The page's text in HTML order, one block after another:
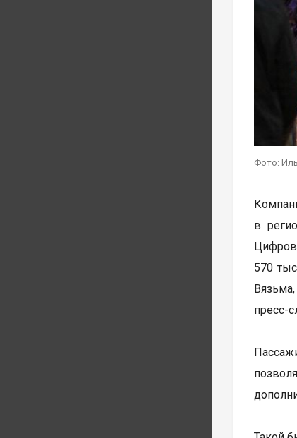
Фото:
в
570
пресс-